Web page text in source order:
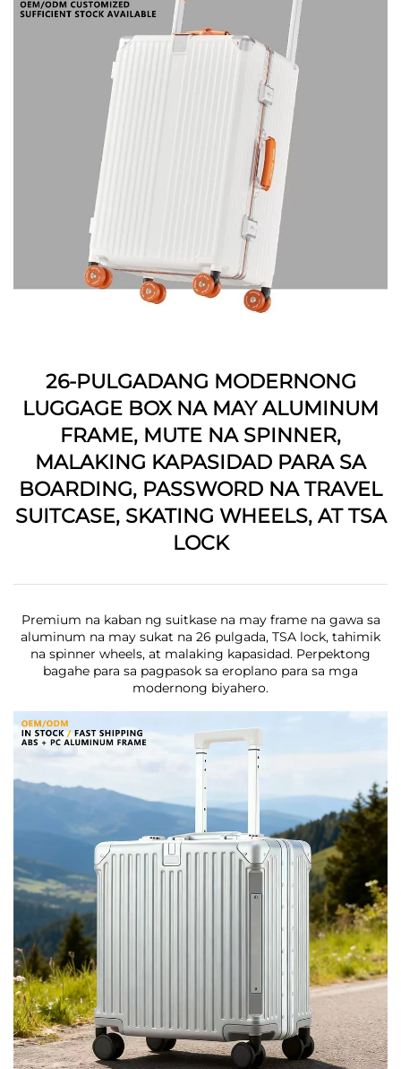
26-PULGADANG MODERNONG
LUGGAGE BOX NA MAY ALUMINUM
FRAME, MUTE NA SPINNER,
MALAKING KAPASIDAD PARA SA
BOARDING, PASSWORD NA TRAVEL
SUITCASE, SKATING WHEELS, AT TSA
LOCK
Premium na kaban ng suitkase na may frame na gawa sa
aluminum na may sukat na 26 pulgada, TSA lock, tahimik
na spinner wheels, at malaking kapasidad. Perpektong
bagahe para sa pagpasok sa eroplano para sa mga
modernong biyahero.